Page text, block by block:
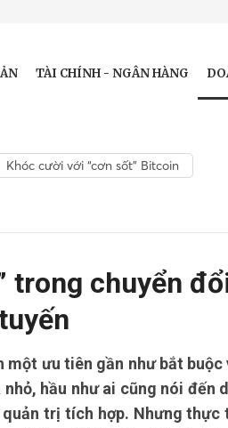
TÀI CHÍNH - NGÂN HÀNG
Khóc cười với “cơn sốt” Bitcoin
trong chuyển
ưu tiên gần như bắt buộc
hầu như ai cũng nói đến
trị tích hợp. Nhưng thực